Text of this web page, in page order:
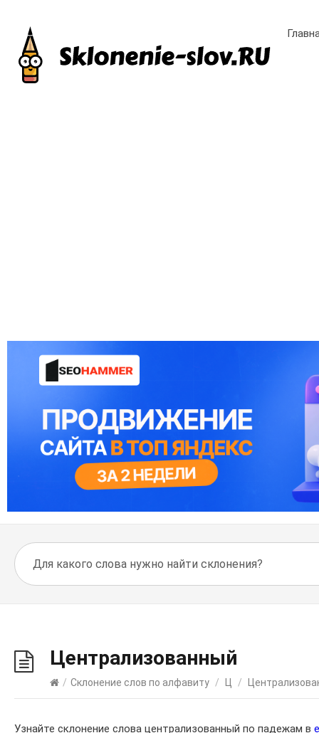
Централизованный
/ Склонение слов по алфавиту / /
Узнайте склонение слова централизованный по падежам в